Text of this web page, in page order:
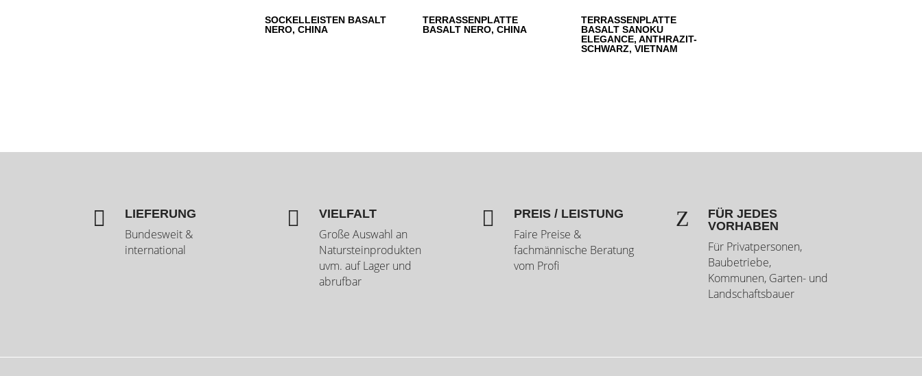
SOCKELLEISTEN BASALT
NERO, CHINA
TERRASSENPLATTE
BASALT NERO, CHINA
TERRASSENPLATTE
BASALT SANOKU
ELEGANCE, ANTHRAZIT-
SCHWARZ, VIETNAM
 LIEFERUNG
Bundesweit &
international
 VIELFALT
Große Auswahl an
Natursteinprodukten
uvm. auf Lager und
abrufbar
 PREIS / LEISTUNG
Faire Preise &
fachmännische Beratung
vom Profi
Z
FÜR JEDES
VORHABEN
Für Privatpersonen,
Baubetriebe,
Kommunen, Garten- und
Landschaftsbauer